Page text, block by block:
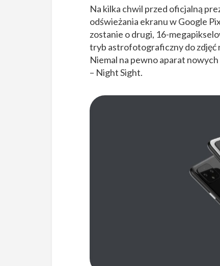
Na kilka chwil przed oficjalną
odświeżania ekranu w Google
zostanie o drugi, 16-
tryb astrofotograficzny do zdjęć
Niemal na pewno aparat
– Night Sight.